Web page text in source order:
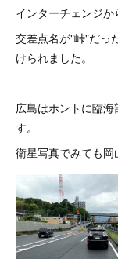
インターチェンジか
交差点名が"峠"だっ
けられました。
広島はホントに臨
す。
衛星写真でみても岡